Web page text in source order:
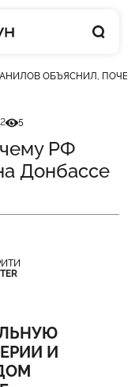
ОБЪЯСНИЛ,
Кількість переглядів
5
РФ
Донбассе
И